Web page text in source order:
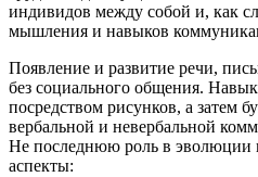
индивидов между собой и, как
мышления и навыков
Появление и развитие речи,
без социального общения. Навык
посредством рисунков, а затем
вербальной и невербальной
Не последнюю роль в эволюции
аспекты: